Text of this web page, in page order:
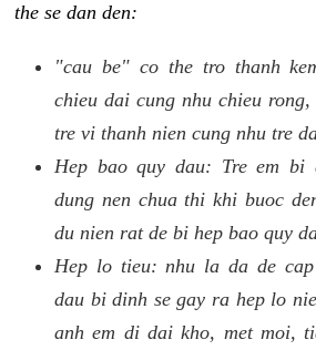
the se dan den:
"cau be" co the tro thanh
chieu dai cung nhu chieu
tre vi thanh nien cung nhu tre
Hep bao quy dau: Tre em bi
dung nen chua thi khi buoc
du nien rat de bi hep bao quy
Hep lo tieu: nhu la da de
dau bi dinh se gay ra hep lo
anh em di dai kho, met moi,